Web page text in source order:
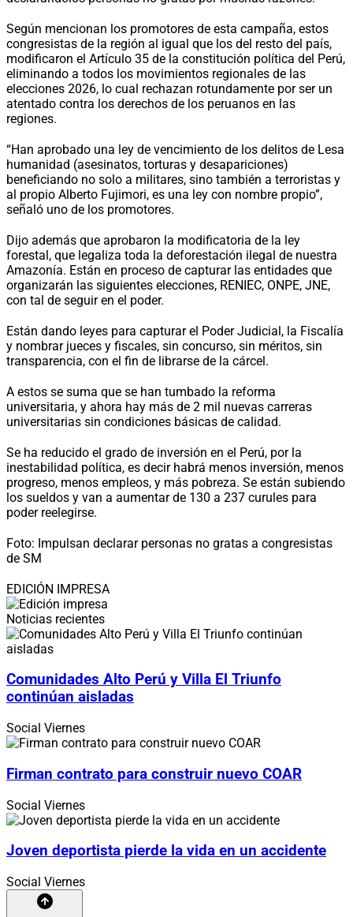
Según mencionan los promotores de esta campaña, estos
congresistas de la región al igual que los del resto del país,
modificaron el Artículo 35 de la constitución política del Perú,
eliminando a todos los movimientos regionales de las
elecciones 2026, lo cual rechazan rotundamente por ser un
atentado contra los derechos de los peruanos en las
regiones.
“Han aprobado una ley de vencimiento de los delitos de Lesa
humanidad (asesinatos, torturas y desapariciones)
beneficiando no solo a militares, sino también a terroristas y
al propio Alberto Fujimori, es una ley con nombre propio”,
señaló uno de los promotores.
Dijo además que aprobaron la modificatoria de la ley
forestal, que legaliza toda la deforestación ilegal de nuestra
Amazonía. Están en proceso de capturar las entidades que
organizarán las siguientes elecciones, RENIEC, ONPE, JNE,
con tal de seguir en el poder.
Están dando leyes para capturar el Poder Judicial, la Fiscalía
y nombrar jueces y fiscales, sin concurso, sin méritos, sin
transparencia, con el fin de librarse de la cárcel.
A estos se suma que se han tumbado la reforma
universitaria, y ahora hay más de 2 mil nuevas carreras
universitarias sin condiciones básicas de calidad.
Se ha reducido el grado de inversión en el Perú, por la
inestabilidad política, es decir habrá menos inversión, menos
progreso, menos empleos, y más pobreza. Se están subiendo
los sueldos y van a aumentar de 130 a 237 curules para
poder reelegirse.
Foto: Impulsan declarar personas no gratas a congresistas
de SM
EDICIÓN IMPRESA
Noticias recientes
Comunidades Alto Perú y Villa El Triunfo
continúan aisladas
Social Viernes
Firman contrato para construir nuevo COAR
Social Viernes
Joven deportista pierde la vida en un accidente
Social Viernes